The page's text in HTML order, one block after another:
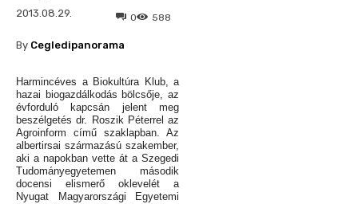
2013.08.29. 588
0
By Cegledipanorama
Harmincéves a Biokultúra Klub, a
hazai biogazdálkodás bölcsője, az
évforduló kapcsán jelent meg
beszélgetés dr. Roszik Péterrel az
Agroinform című szaklapban. Az
albertirsai származású szakember,
aki a napokban vette át a Szegedi
Tudományegyetemen második
docensi elismerő oklevelét a
Nyugat Magyarországi Egyetemi